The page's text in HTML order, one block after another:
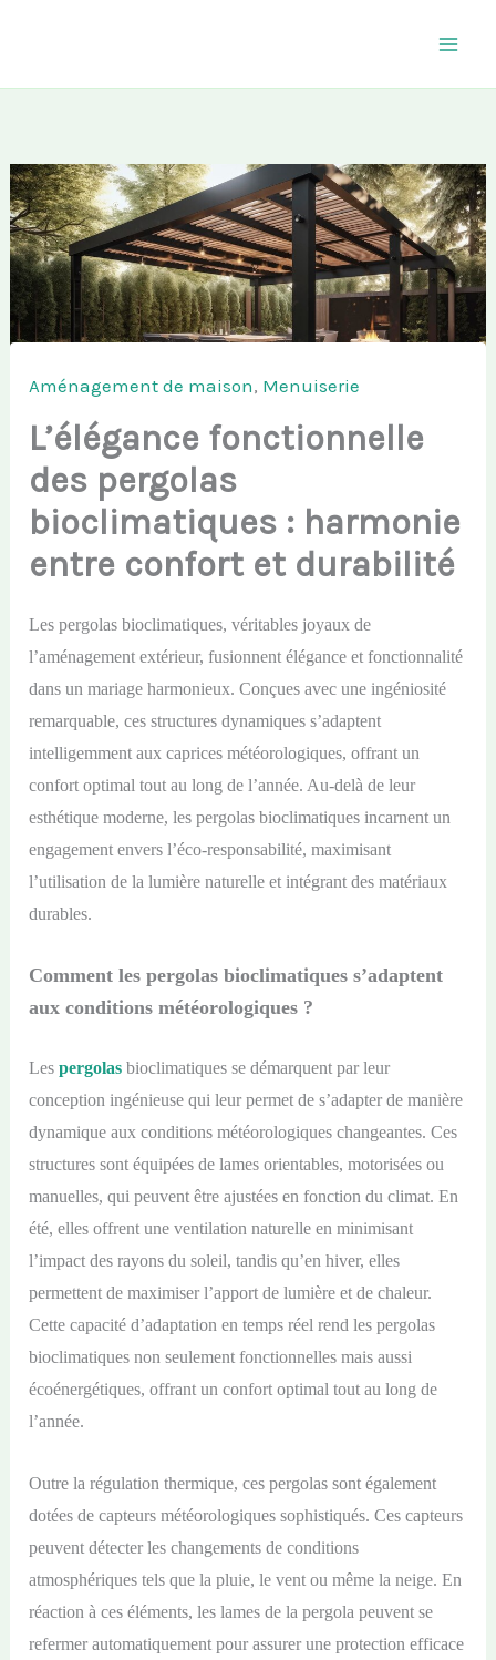
Aménagement de maison, Menuiserie
L’élégance fonctionnelle
des pergolas
bioclimatiques : harmonie
entre confort et durabilité
Les pergolas bioclimatiques, véritables joyaux de
l’aménagement extérieur, fusionnent élégance et fonctionnalité
dans un mariage harmonieux. Conçues avec une ingéniosité
remarquable, ces structures dynamiques s’adaptent
intelligemment aux caprices météorologiques, offrant un
confort optimal tout au long de l’année. Au-delà de leur
esthétique moderne, les pergolas bioclimatiques incarnent un
engagement envers l’éco-responsabilité, maximisant
l’utilisation de la lumière naturelle et intégrant des matériaux
durables.
Comment les pergolas bioclimatiques s’adaptent
aux conditions météorologiques ?
Lespergolas bioclimatiques se démarquent par leur
conception ingénieuse qui leur permet de s’adapter de manière
dynamique aux conditions météorologiques changeantes. Ces
structures sont équipées de lames orientables, motorisées ou
manuelles, qui peuvent être ajustées en fonction du climat. En
été, elles offrent une ventilation naturelle en minimisant
l’impact des rayons du soleil, tandis qu’en hiver, elles
permettent de maximiser l’apport de lumière et de chaleur.
Cette capacité d’adaptation en temps réel rend les pergolas
bioclimatiques non seulement fonctionnelles mais aussi
écoénergétiques, offrant un confort optimal tout au long de
l’année.
Outre la régulation thermique, ces pergolas sont également
dotées de capteurs météorologiques sophistiqués. Ces capteurs
peuvent détecter les changements de conditions
atmosphériques tels que la pluie, le vent ou même la neige. En
réaction à ces éléments, les lames de la pergola peuvent se
refermer automatiquement pour assurer une protection efficace